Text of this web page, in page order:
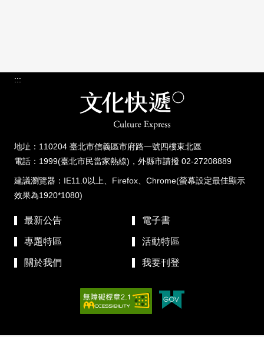
:::
地址：110204 臺北市信義區市府路一號四樓東北區
電話：1999(臺北市民當家熱線)，外縣市請撥 02-27208889
建議瀏覽器：IE11.0以上、Firefox、Chrome(螢幕設定最佳顯示
效果為1920*1080)
最新公告 電子書
專題特區 活動特區
關於我們 我要刊登